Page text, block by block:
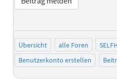
Übersicht alle Foren
Benutzerkonto erstellen